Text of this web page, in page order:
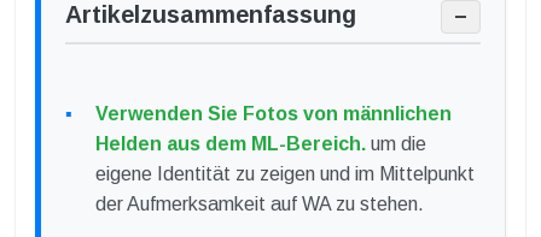
Artikelzusammenfassung −
Verwenden Sie Fotos von männlichen
Helden aus dem ML-Bereich. um die
eigene Identität zu zeigen und im Mittelpunkt
der Aufmerksamkeit auf WA zu stehen.